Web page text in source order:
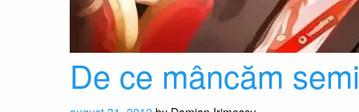
De ce mâncăm